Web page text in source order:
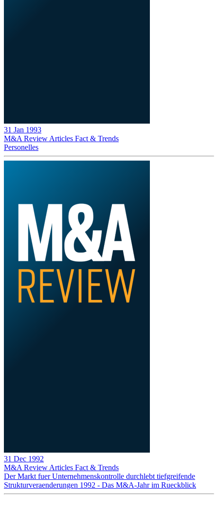
31 Jan 1993
M&A Review Articles Fact & Trends
Personelles
31 Dec 1992
M&A Review Articles Fact & Trends
Der Markt fuer Unternehmenskontrolle durchlebt tiefgreifende
Strukturveraenderungen 1992 - Das M&A-Jahr im Rueckblick